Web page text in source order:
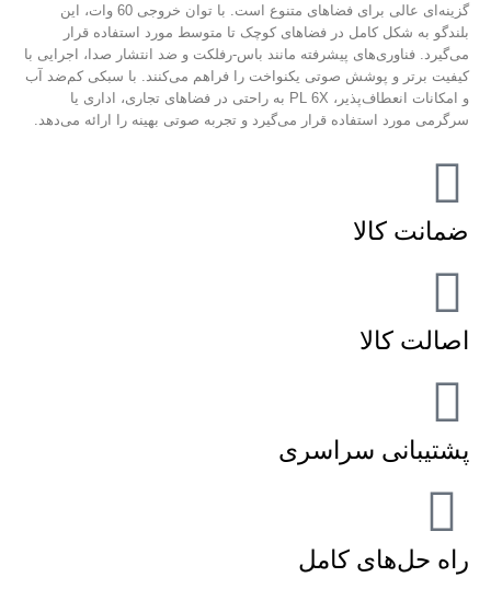
گزینه‌ای عالی برای فضاهای متنوع است. با توان خروجی 60 وات، این
بلندگو به شکل کامل در فضاهای کوچک تا متوسط مورد استفاده قرار
می‌گیرد. فناوری‌های پیشرفته مانند باس-رفلکت و ضد انتشار صدا، اجرایی با
کیفیت برتر و پوشش صوتی یکنواخت را فراهم می‌کنند. با سبکی کم‌ضد آب
و امکانات انعطاف‌پذیر، PL 6X به راحتی در فضاهای تجاری، اداری یا
سرگرمی مورد استفاده قرار می‌گیرد و تجربه صوتی بهینه را ارائه می‌دهد.
ضمانت کالا
اصالت کالا
پشتیبانی سراسری
راه حل‌های کامل